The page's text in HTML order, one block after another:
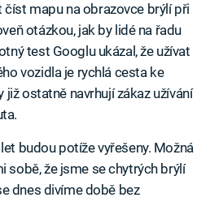
mapu na obrazovce brýlí při
otázkou, jak by lidé na řadu
test Googlu ukázal, že užívat
vozidla je rychlá cesta ke
již ostatně navrhují zákaz užívání
budou potíže vyřešeny. Možná
sobě, že jsme se chytrých brýlí
dnes divíme době bez